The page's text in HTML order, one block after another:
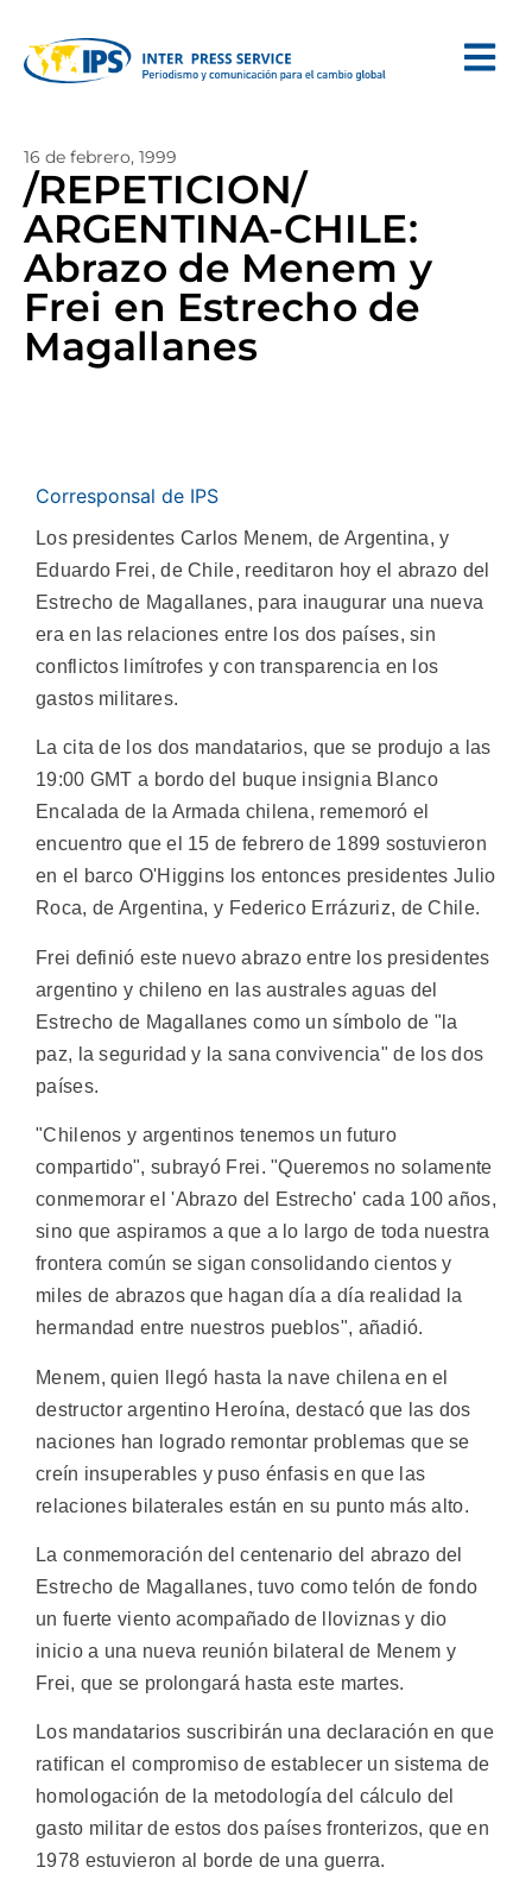
16 de febrero, 1999
/REPETICION/
ARGENTINA-CHILE:
Abrazo de Menem y
Frei en Estrecho de
Magallanes
Corresponsal de IPS
Los presidentes Carlos Menem, de Argentina, y
Eduardo Frei, de Chile, reeditaron hoy el abrazo del
Estrecho de Magallanes, para inaugurar una nueva
era en las relaciones entre los dos países, sin
conflictos limítrofes y con transparencia en los
gastos militares.
La cita de los dos mandatarios, que se produjo a las
19:00 GMT a bordo del buque insignia Blanco
Encalada de la Armada chilena, rememoró el
encuentro que el 15 de febrero de 1899 sostuvieron
en el barco O'Higgins los entonces presidentes Julio
Roca, de Argentina, y Federico Errázuriz, de Chile.
Frei definió este nuevo abrazo entre los presidentes
argentino y chileno en las australes aguas del
Estrecho de Magallanes como un símbolo de "la
paz, la seguridad y la sana convivencia" de los dos
países.
"Chilenos y argentinos tenemos un futuro
compartido", subrayó Frei. "Queremos no solamente
conmemorar el 'Abrazo del Estrecho' cada 100 años,
sino que aspiramos a que a lo largo de toda nuestra
frontera común se sigan consolidando cientos y
miles de abrazos que hagan día a día realidad la
hermandad entre nuestros pueblos", añadió.
Menem, quien llegó hasta la nave chilena en el
destructor argentino Heroína, destacó que las dos
naciones han logrado remontar problemas que se
creín insuperables y puso énfasis en que las
relaciones bilaterales están en su punto más alto.
La conmemoración del centenario del abrazo del
Estrecho de Magallanes, tuvo como telón de fondo
un fuerte viento acompañado de lloviznas y dio
inicio a una nueva reunión bilateral de Menem y
Frei, que se prolongará hasta este martes.
Los mandatarios suscribirán una declaración en que
ratifican el compromiso de establecer un sistema de
homologación de la metodología del cálculo del
gasto militar de estos dos países fronterizos, que en
1978 estuvieron al borde de una guerra.